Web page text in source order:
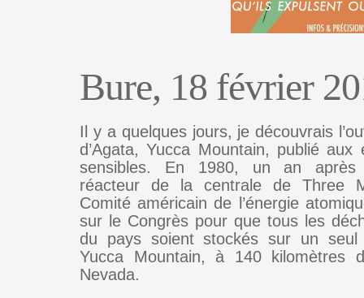
Bure, 18 février
Il y a quelques jours, je découvrais
d’Agata, Yucca Mountain, publié aux
sensibles. En 1980, un an après
réacteur de la centrale de Three
Comité américain de l’énergie
sur le Congrès pour que tous les
du pays soient stockés sur un
Yucca Mountain, à 140 kilomètres
Nevada.